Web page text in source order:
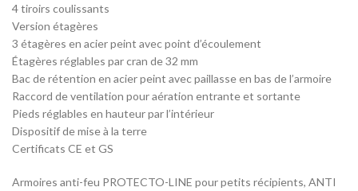
4 tiroirs coulissants
Version étagères
3 étagères en acier peint avec point d’écoulement
Étagères réglables par cran de 32 mm
Bac de rétention en acier peint avec paillasse en bas de l’armoire
Raccord de ventilation pour aération entrante et sortante
Pieds réglables en hauteur par l’intérieur
Dispositif de mise à la terre
Certificats CE et GS
Armoires anti-feu PROTECTO-LINE pour petits récipients, ANTI